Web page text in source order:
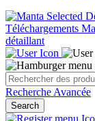
Téléchargements
détaillant
Recherche Avancée
Search